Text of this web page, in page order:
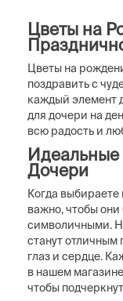
Цветы на
Цветы на
поздравить с
каждый элемент
для дочери на
всю радость и
Дочери
Когда
важно, чтобы
символичными.
станут отличным
глаз и сердце.
в нашем
чтобы